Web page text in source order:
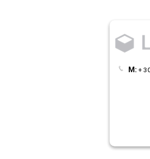
M: +